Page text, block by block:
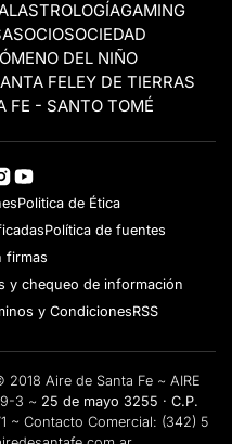
ASTROLOGÍAGAMING
OCIOSOCIEDAD
DEL NIÑO
FELEY DE TIERRAS
FE - SANTO TOMÉ
Politica de Ética
Política de fuentes
firmas
y chequeo de información
y CondicionesRSS
Aire de Santa Fe ~ AIRE
3 ~ 25 de mayo 3255 · C.P.
~ Contacto Comercial: (342) 5